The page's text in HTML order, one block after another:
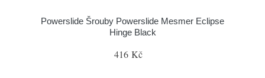
Powerslide Šrouby Powerslide Mesmer Eclipse
Hinge Black
416 Kč